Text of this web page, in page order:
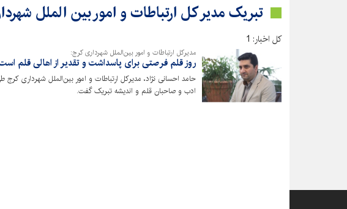
تبریک مدیر کل ارتباطات و امور بین الملل
کل اخبار: 1
مدیرکل ارتباطات و امور بین‌الملل شهرداری کرج:
روز قلم فرصتی برای پاسداشت و تقدیر از اهالی قلم
حامد احسانی نژاد، مدیرکل ارتباطات و امور بین‌الملل شهرداری
ادب و صاحبان قلم و اندیشه تبریک گفت.